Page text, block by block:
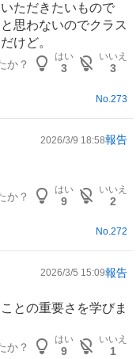
ただきたいもので
思わないのでクラス
けど。
か？
はい
3
いいえ
3
No. 273
2026/3/9 18:58報告
か？
はい
9
いいえ
2
No.272
2026/3/5 15:09報告
との重要さを学びま
か？
はい
9
いいえ
1